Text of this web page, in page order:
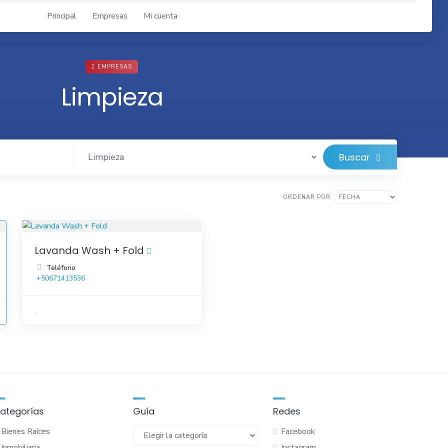
Principal Empresas Mi cuenta
2 EMPRESAS
Limpieza
Buscar
ORDENAR POR
Lavanda Wash + Fold
Teléfono
+50671413536
Bienes Raíces
Guía
Guía
Redes
Facebook